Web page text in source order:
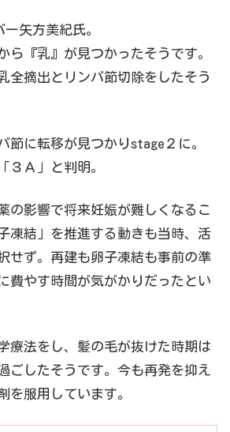
ー矢方美紀氏。
ら『乳』が見つかったそうです。
全摘出とリンパ節切除をしたそう
節に転移が見つかりstage２に。
３Ａ」と判明。
の影響で将来妊娠が難しくなるこ
凍結」を推進する動きも当時、活
せず。再建も卵子凍結も事前の準
費やす時間が気がかりだったとい
療法をし、髪の毛が抜けた時期は
ごしたそうです。今も再発を抑え
を服用しています。